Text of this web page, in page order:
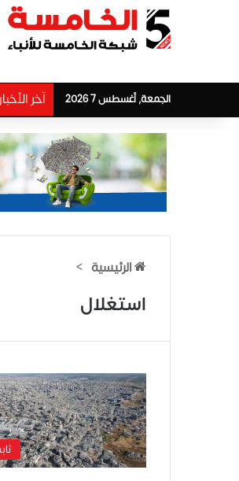
الجمعة, أغسطس 7 2026 آخر الأخبار
الرئيسية >
استغلال